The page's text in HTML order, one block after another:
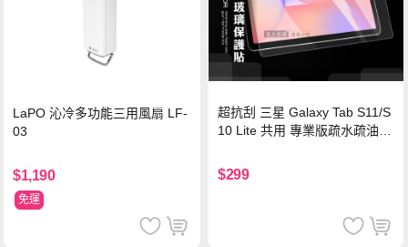
LaPO 沁冷多功能三用風扇 LF-
03
$1,190
免運
超抗刮 三星 Galaxy Tab S11/S
10 Lite 共用 專業版疏水疏油9
$299